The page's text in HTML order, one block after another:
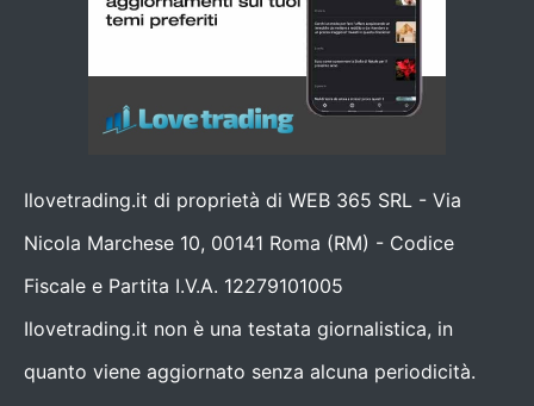
Ilovetrading.it di proprietà di WEB 365 SRL - Via
Nicola Marchese 10, 00141 Roma (RM) - Codice
Fiscale e Partita I.V.A. 12279101005
Ilovetrading.it non è una testata giornalistica, in
quanto viene aggiornato senza alcuna periodicità.